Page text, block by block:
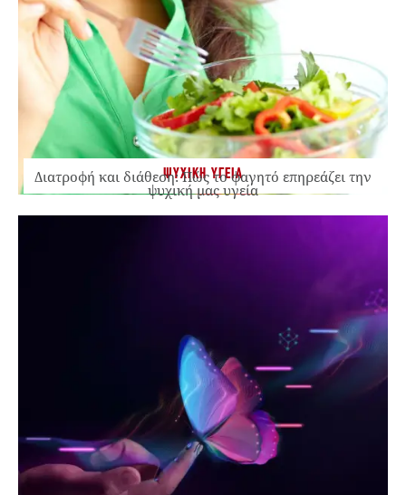
ΨΥΧΙΚΗ ΥΓΕΙΑ
Διατροφή και διάθεση: Πώς το φαγητό επηρεάζει την
ψυχική μας υγεία